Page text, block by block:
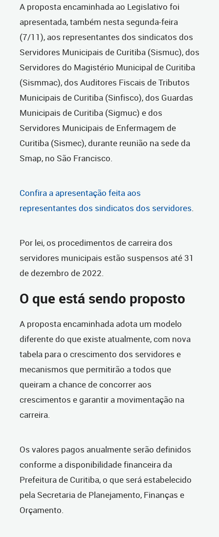
A proposta encaminhada ao Legislativo foi
apresentada, também nesta segunda-feira
(7/11), aos representantes dos sindicatos dos
Servidores Municipais de Curitiba (Sismuc), dos
Servidores do Magistério Municipal de Curitiba
(Sismmac), dos Auditores Fiscais de Tributos
Municipais de Curitiba (Sinfisco), dos Guardas
Municipais de Curitiba (Sigmuc) e dos
Servidores Municipais de Enfermagem de
Curitiba (Sismec), durante reunião na sede da
Smap, no São Francisco.
Confira a apresentação feita aos
representantes dos sindicatos dos servidores.
Por lei, os procedimentos de carreira dos
servidores municipais estão suspensos até 31
de dezembro de 2022.
O que está sendo proposto
A proposta encaminhada adota um modelo
diferente do que existe atualmente, com nova
tabela para o crescimento dos servidores e
mecanismos que permitirão a todos que
queiram a chance de concorrer aos
crescimentos e garantir a movimentação na
carreira.
Os valores pagos anualmente serão definidos
conforme a disponibilidade financeira da
Prefeitura de Curitiba, o que será estabelecido
pela Secretaria de Planejamento, Finanças e
Orçamento.